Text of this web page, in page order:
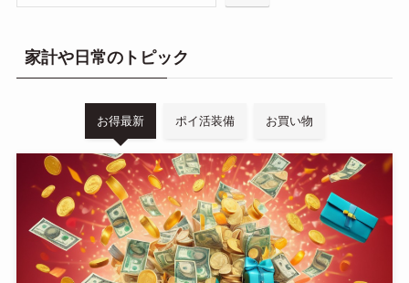
家計や日常のトピック
お得最新 ポイ活装備 お買い物